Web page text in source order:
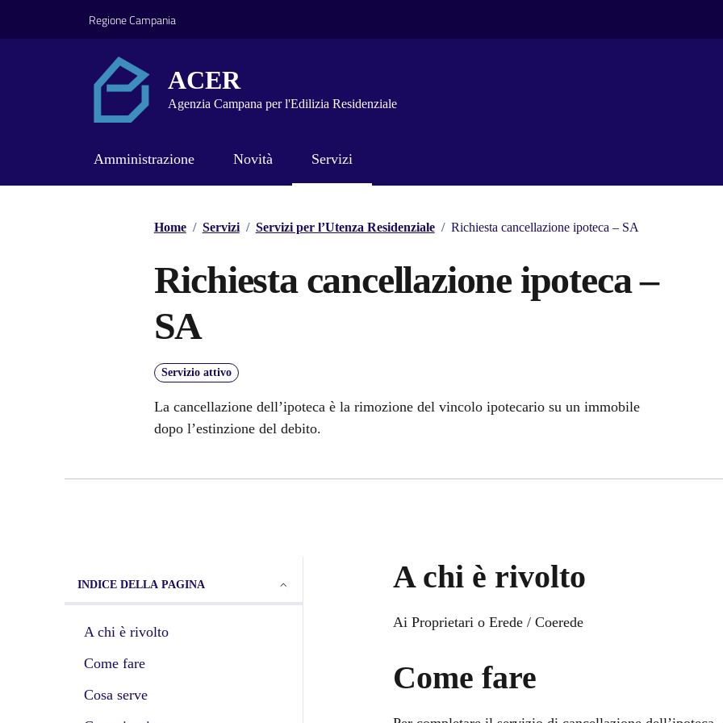
Regione Campania
ACER
Agenzia Campana per l'Edilizia Residenziale
Amministrazione Novità Servizi
Home / Servizi / Servizi per l’Utenza Residenziale / Richiesta cancellazione ipoteca – SA
Richiesta cancellazione ipoteca –
SA
Servizio attivo
La cancellazione dell’ipoteca è la rimozione del vincolo ipotecario su un immobile
dopo l’estinzione del debito.
INDICE DELLA PAGINA
A chi è rivolto
Come fare
Cosa serve
A chi è rivolto
Ai Proprietari o Erede / Coerede
Come fare